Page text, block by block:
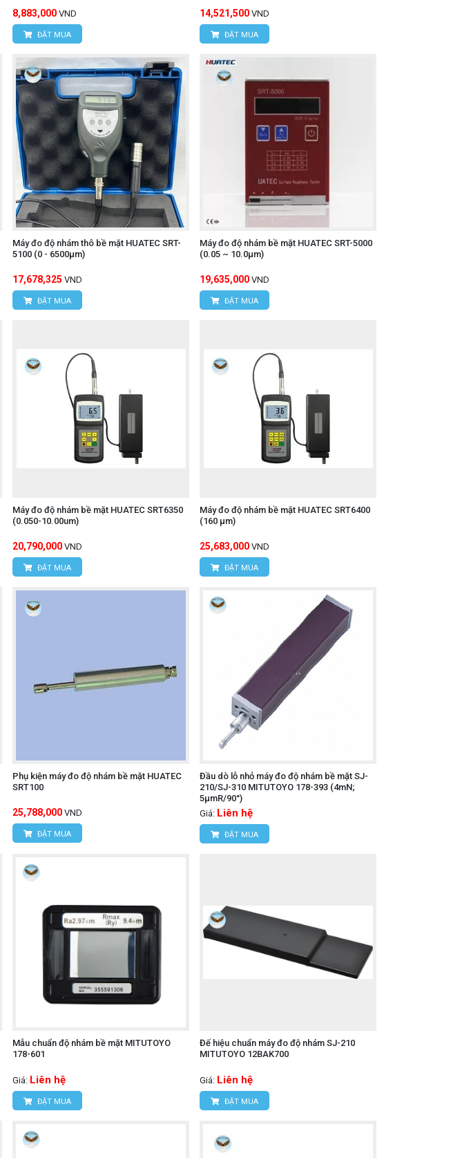
8,883,000 VND
ĐẶT MUA
14,521,500 VND
ĐẶT MUA
Máy đo độ nhám thô bề mặt HUATEC SRT-
5100 (0 - 6500μm)
17,678,325 VND
ĐẶT MUA
Máy đo độ nhám bề mặt HUATEC SRT-5000
(0.05 ~ 10.0μm)
19,635,000 VND
ĐẶT MUA
Máy đo độ nhám bề mặt HUATEC SRT6350
(0.050-10.00um)
20,790,000 VND
ĐẶT MUA
Máy đo độ nhám bề mặt HUATEC SRT6400
(160 μm)
25,683,000 VND
ĐẶT MUA
Phụ kiện máy đo độ nhám bề mặt HUATEC
SRT100
25,788,000 VND
ĐẶT MUA
Đầu dò lỗ nhỏ máy đo độ nhám bề mặt SJ-
210/SJ-310 MITUTOYO 178-393 (4mN;
5µmR/90°)
Giá: Liên hệ
ĐẶT MUA
Mẫu chuẩn độ nhám bề mặt MITUTOYO
178-601
Giá: Liên hệ
ĐẶT MUA
Đế hiệu chuẩn máy đo độ nhám SJ-210
MITUTOYO 12BAK700
Giá: Liên hệ
ĐẶT MUA